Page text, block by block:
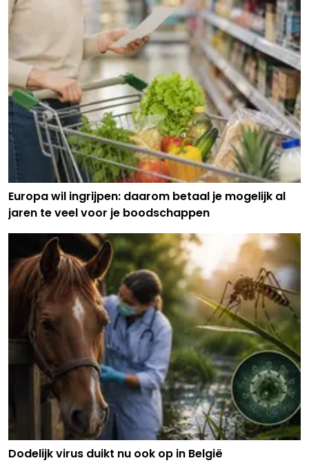
Europa wil ingrijpen: daarom betaal je mogelijk al
jaren te veel voor je boodschappen
Dodelijk virus duikt nu ook op in België